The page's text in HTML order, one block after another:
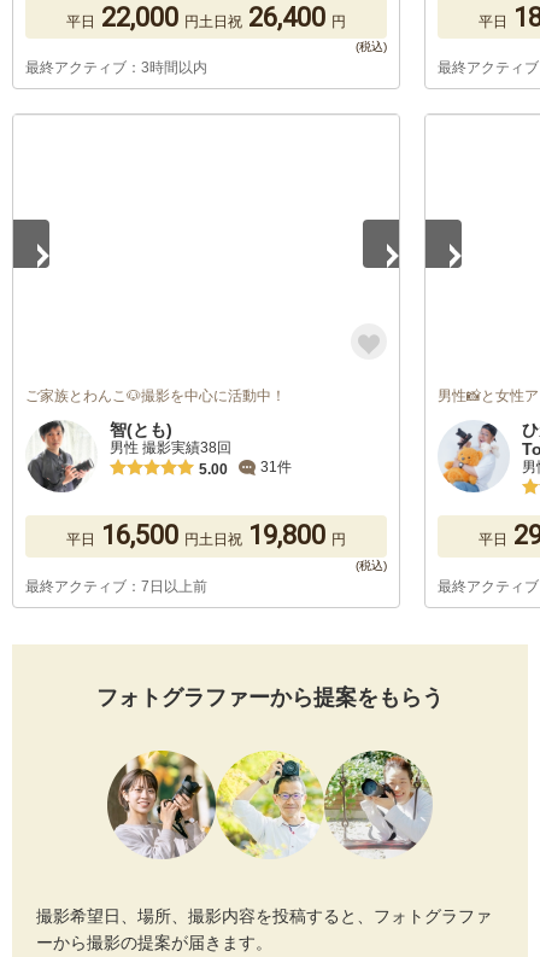
平日 22,000 円土日祝 26,400 円
最終アクティブ：3時間以内
平日
最終アクティ
ご家族とわんこ🐶撮影を中心に活動中！
智(とも)
男性 撮影実績38回
5.00
31件
平日 16,500 円土日祝 19,800 円
最終アクティブ：7日以上前
男性📸と女性
平日
最終アクティ
フォトグラファーから提案をもらう
撮影希望日、場所、撮影内容を投稿すると、フォトグラファ
ーから撮影の提案が届きます。